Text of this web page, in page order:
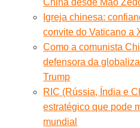
China desde Mao
Igreja chinesa:
convite do Vaticano a
Como a comunista
defensora da
Trump
RIC (Rússia, Índia e
estratégico que pode
mundial